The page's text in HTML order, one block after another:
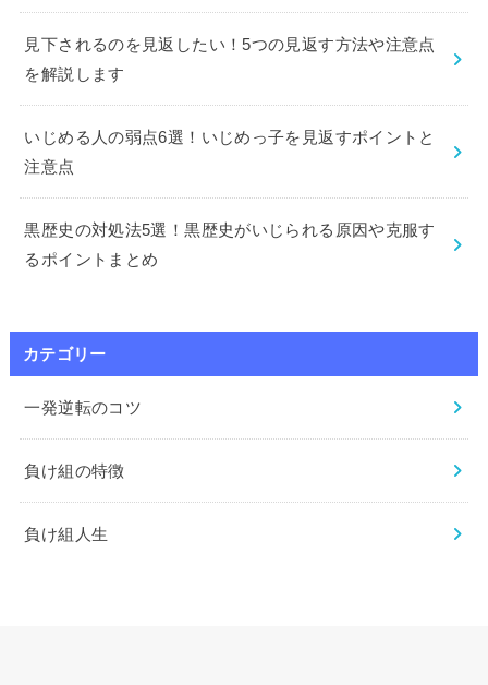
見下されるのを見返したい！5つの見返す方法や注意点
を解説します
いじめる人の弱点6選！いじめっ子を見返すポイントと
注意点
黒歴史の対処法5選！黒歴史がいじられる原因や克服す
るポイントまとめ
カテゴリー
一発逆転のコツ
負け組の特徴
負け組人生